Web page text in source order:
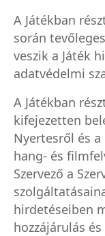
A Játékban
során
veszik a Játék
adatvédelmi
A Játékban
kifejezetten
Nyertesről és
hang- és
Szervező a
hirdetéseiben
hozzájárulás